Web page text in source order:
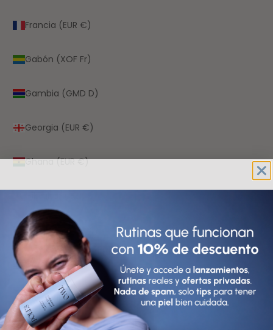
Francia (EUR €)
Gabón (XOF Fr)
Gambia (GMD D)
Georgia (EUR €)
Ghana (EUR €)
Granada (XCD $)
Grecia (EUR €)
Groenlandia (DKK kr.)